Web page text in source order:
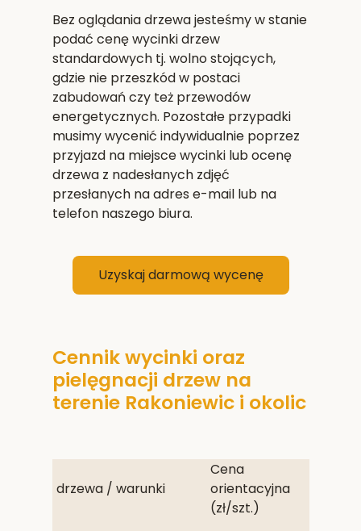
Bez oglądania drzewa jesteśmy w stanie
podać cenę wycinki drzew
standardowych tj. wolno stojących,
gdzie nie przeszkód w postaci
zabudowań czy też przewodów
energetycznych. Pozostałe przypadki
musimy wycenić indywidualnie poprzez
przyjazd na miejsce wycinki lub ocenę
drzewa z nadesłanych zdjęć
przesłanych na adres e-mail lub na
telefon naszego biura.
Uzyskaj darmową wycenę
Cennik wycinki oraz
pielęgnacji drzew na
terenie Rakoniewic i okolic
drzewa / warunki
Cena
orientacyjna
(zł/szt.)